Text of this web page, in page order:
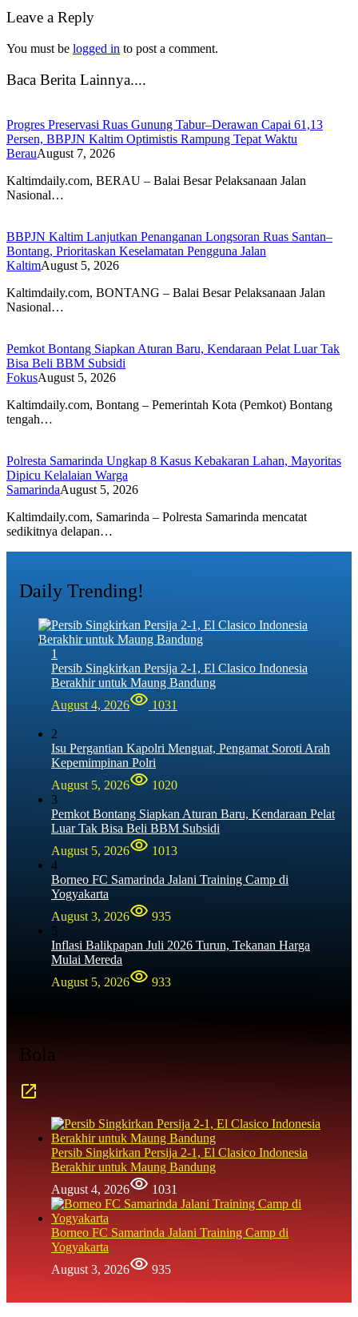
Leave a Reply
You must be logged in to post a comment.
Baca Berita Lainnya....
Progres Preservasi Ruas Gunung Tabur–Derawan Capai 61,13
Persen, BBPJN Kaltim Optimistis Rampung Tepat Waktu
BerauAugust 7, 2026
Kaltimdaily.com, BERAU – Balai Besar Pelaksanaan Jalan
Nasional…
BBPJN Kaltim Lanjutkan Penanganan Longsoran Ruas Santan–
Bontang, Prioritaskan Keselamatan Pengguna Jalan
KaltimAugust 5, 2026
Kaltimdaily.com, BONTANG – Balai Besar Pelaksanaan Jalan
Nasional…
Pemkot Bontang Siapkan Aturan Baru, Kendaraan Pelat Luar Tak
Bisa Beli BBM Subsidi
FokusAugust 5, 2026
Kaltimdaily.com, Bontang – Pemerintah Kota (Pemkot) Bontang
tengah…
Polresta Samarinda Ungkap 8 Kasus Kebakaran Lahan, Mayoritas
Dipicu Kelalaian Warga
SamarindaAugust 5, 2026
Kaltimdaily.com, Samarinda – Polresta Samarinda mencatat
sedikitnya delapan…
Daily Trending!
1
Persib Singkirkan Persija 2-1, El Clasico Indonesia
Berakhir untuk Maung Bandung
August 4, 2026
1031
2
Isu Pergantian Kapolri Menguat, Pengamat Soroti Arah
Kepemimpinan Polri
August 5, 2026
1020
3
Pemkot Bontang Siapkan Aturan Baru, Kendaraan Pelat
Luar Tak Bisa Beli BBM Subsidi
August 5, 2026
1013
4
Borneo FC Samarinda Jalani Training Camp di
Yogyakarta
August 3, 2026
935
5
Inflasi Balikpapan Juli 2026 Turun, Tekanan Harga
Mulai Mereda
August 5, 2026
933
Bola
Persib Singkirkan Persija 2-1, El Clasico Indonesia
Berakhir untuk Maung Bandung
August 4, 2026
1031
Borneo FC Samarinda Jalani Training Camp di
Yogyakarta
August 3, 2026
935